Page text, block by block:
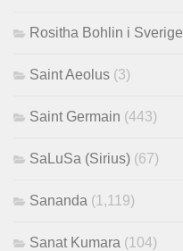
Rositha Bohlin i Sverige
Saint Aeolus (3)
Saint Germain (443)
SaLuSa (Sirius) (67)
Sananda (1,119)
Sanat Kumara (104)